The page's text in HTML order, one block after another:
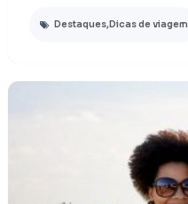
Destaques, Dicas de viagem